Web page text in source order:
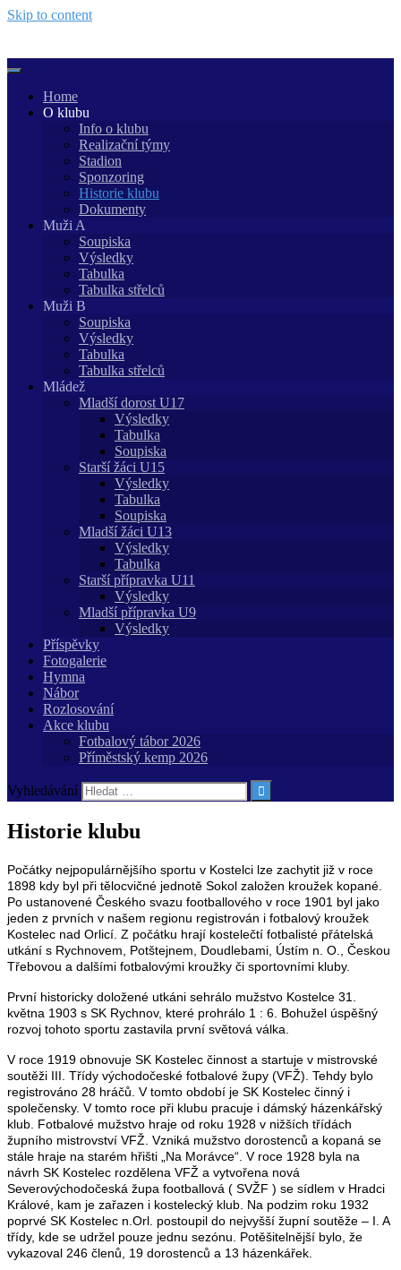
Skip to content
Home
O klubu
Info o klubu
Realizační týmy
Stadion
Sponzoring
Historie klubu
Dokumenty
Muži A
Soupiska
Výsledky
Tabulka
Tabulka střelců
Muži B
Soupiska
Výsledky
Tabulka
Tabulka střelců
Mládež
Mladší dorost U17
Výsledky
Tabulka
Soupiska
Starší žáci U15
Výsledky
Tabulka
Soupiska
Mladší žáci U13
Výsledky
Tabulka
Starší přípravka U11
Výsledky
Mladší přípravka U9
Výsledky
Příspěvky
Fotogalerie
Hymna
Nábor
Rozlosování
Akce klubu
Fotbalový tábor 2026
Příměstský kemp 2026
Vyhledávání
Historie klubu
Počátky nejpopulárnějšího sportu v Kostelci lze zachytit již v roce
1898 kdy byl při tělocvičné jednotě Sokol založen kroužek kopané.
Po ustanovené Českého svazu footballového v roce 1901 byl jako
jeden z prvních v našem regionu registrován i fotbalový kroužek
Kostelec nad Orlicí. Z počátku hrají kostelečtí fotbalisté přátelská
utkání s Rychnovem, Potštejnem, Doudlebami, Ústím n. O., Českou
Třebovou a dalšími fotbalovými kroužky či sportovními kluby.
První historicky doložené utkáni sehrálo mužstvo Kostelce 31.
května 1903 s SK Rychnov, které prohrálo 1 : 6. Bohužel úspěšný
rozvoj tohoto sportu zastavila první světová válka.
V roce 1919 obnovuje SK Kostelec činnost a startuje v mistrovské
soutěži III. Třídy východočeské fotbalové župy (VFŽ). Tehdy bylo
registrováno 28 hráčů. V tomto období je SK Kostelec činný i
společensky. V tomto roce při klubu pracuje i dámský házenkářský
klub. Fotbalové mužstvo hraje od roku 1928 v nižších třídách
župního mistrovství VFŽ. Vzniká mužstvo dorostenců a kopaná se
stále hraje na starém hřišti „Na Morávce“. V roce 1928 byla na
návrh SK Kostelec rozdělena VFŽ a vytvořena nová
Severovýchodočeská župa footballová ( SVŽF ) se sídlem v Hradci
Králové, kam je zařazen i kostelecký klub. Na podzim roku 1932
poprvé SK Kostelec n.Orl. postoupil do nejvyšší župní soutěže – I. A
třídy, kde se udržel pouze jednu sezónu. Potěšitelnější bylo, že
vykazoval 246 členů, 19 dorostenců a 13 házenkářek.